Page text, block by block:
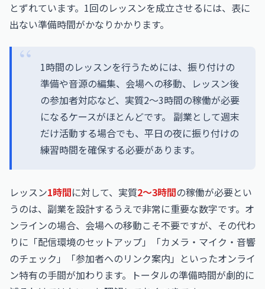
とずれています。1回のレッスンを成立させるには、表に
出ない準備時間がかなりかかります。
1時間のレッスンを行うためには、振り付けの
準備や音源の編集、会場への移動、レッスン後
の参加者対応など、実質2〜3時間の稼働が必要
になるケースがほとんどです。 副業として週末
だけ活動する場合でも、平日の夜に振り付けの
練習時間を確保する必要があります。
レッスン1時間に対して、実質2〜3時間の稼働が必要とい
うのは、副業を設計するうえで非常に重要な数字です。オ
ンラインの場合、会場への移動こそ不要ですが、その代わ
りに「配信環境のセットアップ」「カメラ・マイク・音響
のチェック」「参加者へのリンク案内」といったオンライ
ン特有の手間が加わります。トータルの準備時間が劇的に